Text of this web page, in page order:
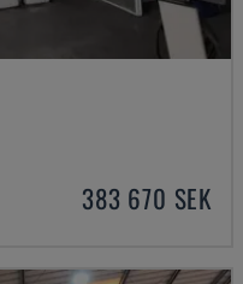
383 670 SEK